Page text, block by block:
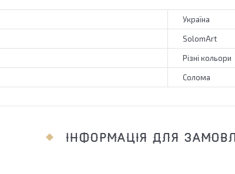
Україна
SolomArt
Різні кольори
Солома
ІНФОРМАЦІЯ ДЛЯ